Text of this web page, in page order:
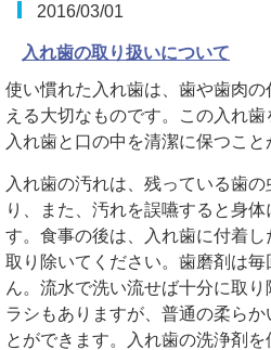
2016/03/01
入れ歯の取り扱いについて
使い慣れた入れ歯は、歯や歯肉
える大切なものです。この入れ歯
入れ歯と口の中を清潔に保つこと
入れ歯の汚れは、残っている歯
り、また、汚れを誤嚥すると身
す。食事の後は、入れ歯に付着
取り除いてください。歯磨剤は
ん。流水で洗い流せば十分に取
ラシもありますが、普通の柔ら
とができます。入れ歯の洗浄剤